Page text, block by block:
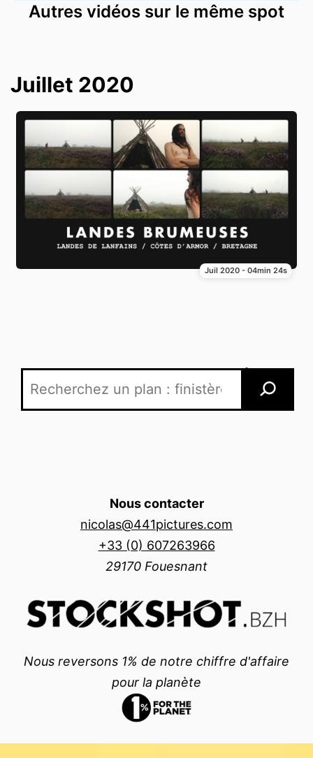
Autres vidéos sur le même spot
Juillet 2020
Juil 2020 - 04min 24s
Recherche par mots-clés
Nous contacter
nicolas@441pictures.com
+33 (0) 607263966
29170 Fouesnant
Nous reversons 1% de notre chiffre d'affaire
pour la planète